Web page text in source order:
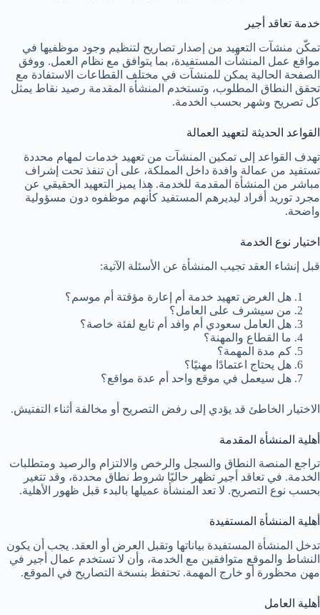
خدمة تعاقد أجير
تمكّن منشآت التعهيد من إصدار تصاريح لتنظيم وجود موظفيها في
مواقع عمل المنشآت المستفيدة، بما يتوافق مع نظام العمل. ووفق
الصفحة الحالية يمكن للمنشآت في مختلف القطاعات الاستفادة مع
تحقق النطاق المطلوب، وتستخدم المنشأة المقدمة رصيد نقاط يمثل
كل تصريح وشهر بحسب الخدمة.
القواعد الحديثة لتعهيد العمالة
تهدف القواعد إلى تمكين المنشآت من تعهيد خدمات لمهام محددة
تستفيد من عمالة وافدة داخل المملكة، على أن تنفذ تحت إشراف
مباشر من المنشأة المقدمة للخدمة. هذا يميز التعهيد الحقيقي عن
مجرد توريد أفراد ليديرهم المستفيد كأنهم موظفوه دون مسؤولية
واضحة.
اختيار نوع الخدمة
قبل إنشاء العقد تجيب المنشأة عن الأسئلة الآتية:
هل الغرض تعهيد خدمة أم إعارة مؤقتة أم موسم؟
من سيشرف على العامل؟
هل العامل سعودي أم وافد أم تابع لفئة خاصة؟
ما القطاع والمهنة؟
كم مدة المهمة؟
هل يحتاج اعتمادًا مهنيًا؟
هل سيعمل في موقع واحد أم عدة مواقع؟
الاختيار الخاطئ قد يؤدي إلى رفض التصريح أو مخالفة أثناء التفتيش.
أهلية المنشأة المقدمة
تراجع المنصة النطاق والسجل والرخص والالتزام والرصيد ومتطلبات
الخدمة. في تعاقد أجير تظهر حاليًا شروط نطاق محددة، وقد تتغير
بحسب نوع التصريح. لا تعد المنشأة عميلها بالبدء قبل ظهور الأهلية.
أهلية المنشأة المستفيدة
تدخل المنشأة المستفيدة بياناتها وتقبل العرض أو العقد. يجب أن يكون
النشاط والموقع متوافقين مع الخدمة، وأن لا تستخدم عمال أجير في
مهن محظورة أو خارج المهمة. تحتفظ بنسخة التصاريح في الموقع.
أهلية العامل